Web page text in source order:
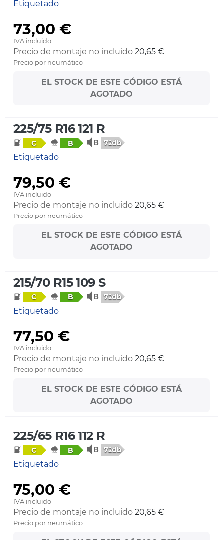
Etiquetado
73,00 €
IVA incluido
Precio de montaje no incluido 20,65 €
Precio por neumático
EL STOCK DE ESTE CÓDIGO ESTÁ
AGOTADO
225/75 R16 121 R
C B 72db
Etiquetado
79,50 €
IVA incluido
Precio de montaje no incluido 20,65 €
Precio por neumático
EL STOCK DE ESTE CÓDIGO ESTÁ
AGOTADO
215/70 R15 109 S
C B 72db
Etiquetado
77,50 €
IVA incluido
Precio de montaje no incluido 20,65 €
Precio por neumático
EL STOCK DE ESTE CÓDIGO ESTÁ
AGOTADO
225/65 R16 112 R
C B 72db
Etiquetado
75,00 €
IVA incluido
Precio de montaje no incluido 20,65 €
Precio por neumático